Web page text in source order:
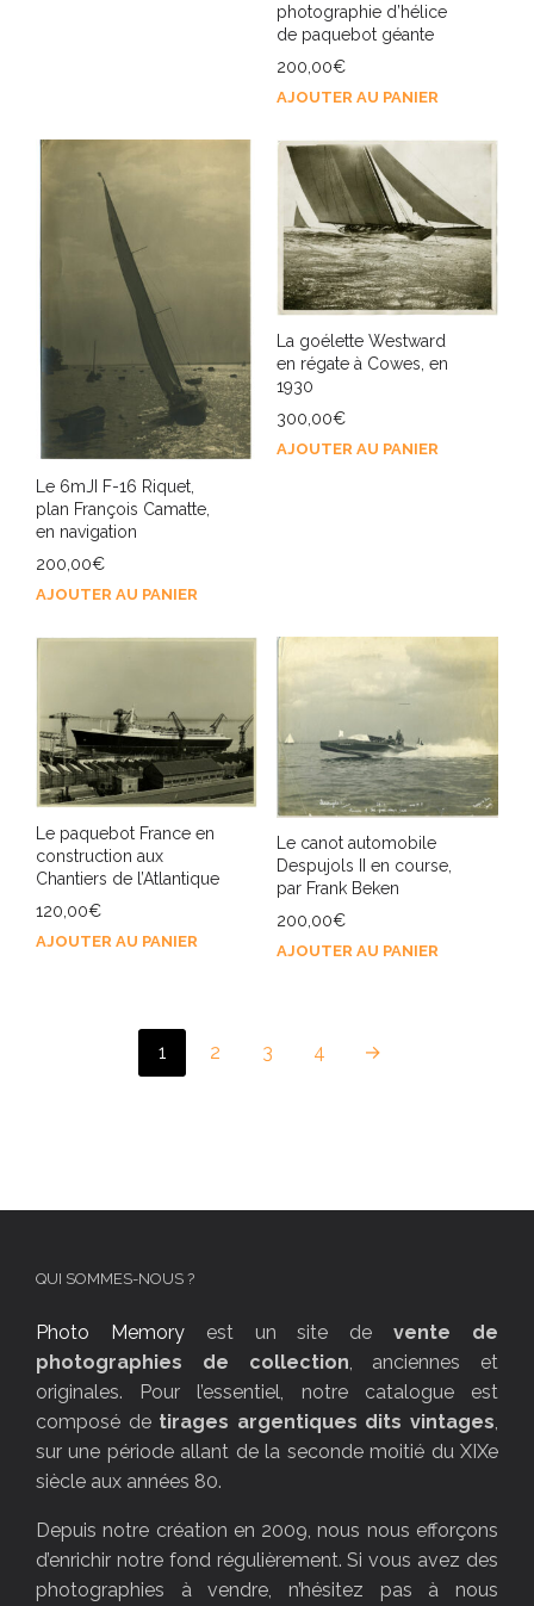
photographie d’hélice
de paquebot géante
200,00€
AJOUTER AU PANIER
Le 6mJI F-16 Riquet,
plan François Camatte,
en navigation
200,00€
AJOUTER AU PANIER
La goélette Westward
en régate à Cowes, en
1930
300,00€
AJOUTER AU PANIER
Le paquebot France en
construction aux
Chantiers de l’Atlantique
120,00€
AJOUTER AU PANIER
Le canot automobile
Despujols II en course,
par Frank Beken
200,00€
AJOUTER AU PANIER
1 2 3 4 →
QUI SOMMES-NOUS ?
Photo Memoryest un site devente de
photographies de collection, anciennes et
originales. Pour l’essentiel, notre catalogue est
composé de tirages argentiques dits vintages,
sur une période allant de la seconde moitié du XIXe
siècle aux années 80.
Depuis notre création en 2009, nous nous efforçons
d’enrichir notre fond régulièrement. Si vous avez des
photographies à vendre, n’hésitez pas à nous